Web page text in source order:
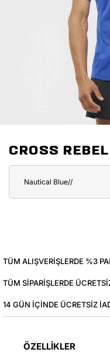
CROSS REBEL
Nautical Blue//
TÜM ALIŞVERIŞLERDE %3
TÜM SIPARIŞLERDE
14 GÜN IÇINDE ÜCRETSIZ
ÖZELLİKLER